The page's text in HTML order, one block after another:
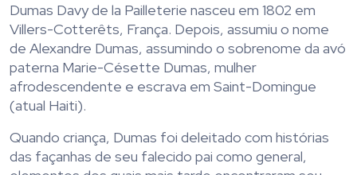
Dumas Davy de la Pailleterie nasceu em 1802 em
Villers-Cotterêts, França. Depois, assumiu o nome
de Alexandre Dumas, assumindo o sobrenome da avó
paterna Marie-Césette Dumas, mulher
afrodescendente e escrava em Saint-Domingue
(atual Haiti).
Quando criança, Dumas foi deleitado com histórias
das façanhas de seu falecido pai como general,